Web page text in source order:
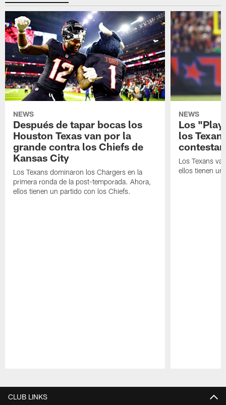
NEWS
Después de tapar bocas los
Houston Texas van por la
grande contra los Chiefs de
Kansas City
Los Texans dominaron los Chargers en la
primera ronda de la post-temporada. Ahora,
ellos tienen un partido con los Chiefs.
NEWS
Los
los
contestar
Los Texans
ellos tienen un
CLUB LINKS